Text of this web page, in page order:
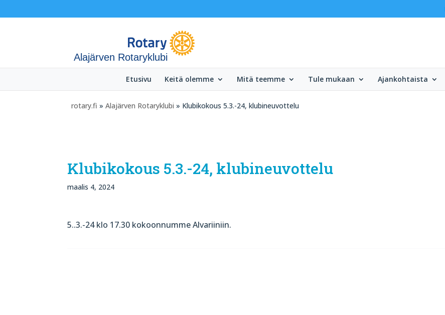
Alajärven Rotaryklubi
Etusivu Keitä olemme Mitä teemme Tule mukaan Ajankohtaista
rotary.fi » Alajärven Rotaryklubi » Klubikokous 5.3.-24, klubineuvottelu
Klubikokous 5.3.-24, klubineuvottelu
maalis 4, 2024
5..3.-24 klo 17.30 kokoonnumme Alvariiniin.